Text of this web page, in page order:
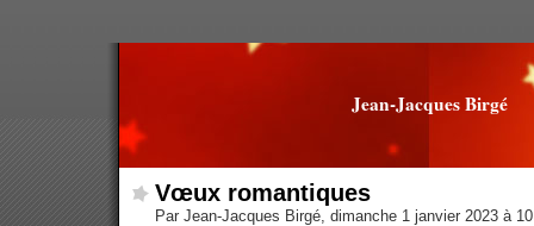
Jean-Jacques Birgé
Vœux romantiques
Par Jean-Jacques Birgé, dimanche 1 janvier 2023 à